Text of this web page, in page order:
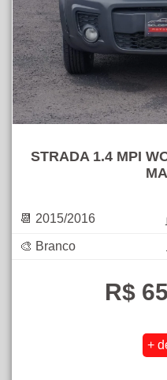
STRADA 1.4 MPI
📆 2015/2016
🎨 Branco
R$